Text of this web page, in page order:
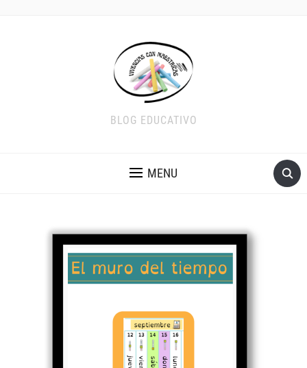
BLOG EDUCATIVO
MENU